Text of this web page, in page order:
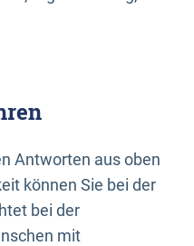
Antworten aus oben
können Sie bei der
bei der
mit